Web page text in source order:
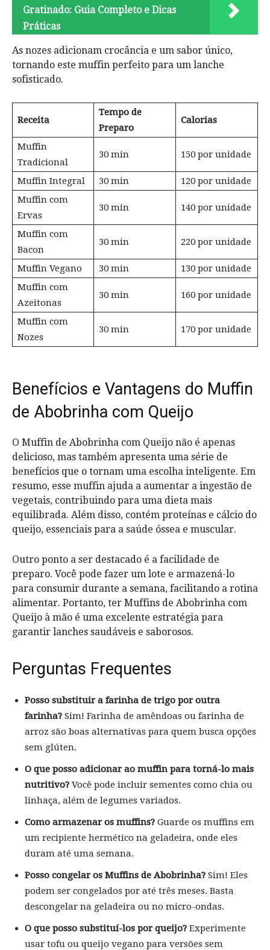
Gratinado: Guia Completo e Dicas
Práticas
As nozes adicionam crocância e um sabor único,
tornando este muffin perfeito para um lanche
sofisticado.
Receita
Tempo de
Preparo
Calorias
Muffin
Tradicional
30 min 150 por unidade
Muffin Integral 30 min
120 por unidade
Muffin com
Ervas
30 min 140 por unidade
Muffin com
Bacon
30 min 220 por unidade
Muffin Vegano 30 min
130 por unidade
Muffin com
Azeitonas
30 min 160 por unidade
Muffin com
Nozes
30 min 170 por unidade
Benefícios e Vantagens do Muffin
de Abobrinha com Queijo
O Muffin de Abobrinha com Queijo não é apenas
delicioso, mas também apresenta uma série de
benefícios que o tornam uma escolha inteligente. Em
resumo, esse muffin ajuda a aumentar a ingestão de
vegetais, contribuindo para uma dieta mais
equilibrada. Além disso, contém proteínas e cálcio do
queijo, essenciais para a saúde óssea e muscular.
Outro ponto a ser destacado é a facilidade de
preparo. Você pode fazer um lote e armazená-lo
para consumir durante a semana, facilitando a rotina
alimentar. Portanto, ter Muffins de Abobrinha com
Queijo à mão é uma excelente estratégia para
garantir lanches saudáveis e saborosos.
Perguntas Frequentes
Posso substituir a farinha de trigo por outra
farinha? Sim! Farinha de amêndoas ou farinha de
arroz são boas alternativas para quem busca opções
sem glúten.
O que posso adicionar ao muffin para torná-lo mais
nutritivo? Você pode incluir sementes como chia ou
linhaça, além de legumes variados.
Como armazenar os muffins? Guarde os muffins em
um recipiente hermético na geladeira, onde eles
duram até uma semana.
Posso congelar os Muffins de Abobrinha? Sim! Eles
podem ser congelados por até três meses. Basta
descongelar na geladeira ou no micro-ondas.
O que posso substituí-los por queijo? Experimente
usar tofu ou queijo vegano para versões sem